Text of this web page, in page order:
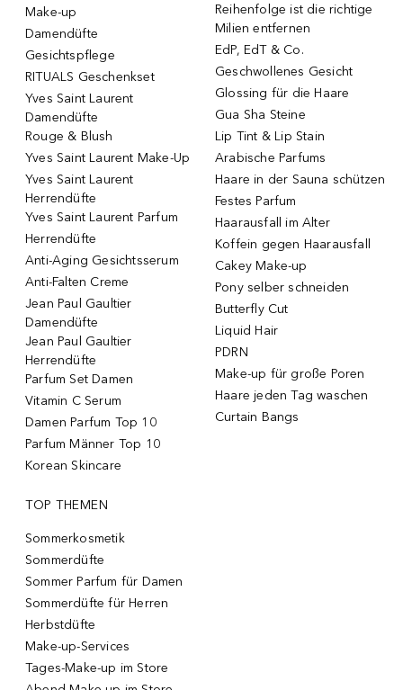
Make-up
Damendüfte
Gesichtspflege
RITUALS Geschenkset
Yves Saint Laurent
Damendüfte
Rouge & Blush
Yves Saint Laurent Make-Up
Yves Saint Laurent
Herrendüfte
Yves Saint Laurent Parfum
Herrendüfte
Anti-Aging Gesichtsserum
Anti-Falten Creme
Jean Paul Gaultier
Damendüfte
Jean Paul Gaultier
Herrendüfte
Parfum Set Damen
Vitamin C Serum
Damen Parfum Top 10
Parfum Männer Top 10
Korean Skincare
Reihenfolge ist die richtige
Milien entfernen
EdP, EdT & Co.
Geschwollenes Gesicht
Glossing für die Haare
Gua Sha Steine
Lip Tint & Lip Stain
Arabische Parfums
Haare in der Sauna schützen
Festes Parfum
Haarausfall im Alter
Koffein gegen Haarausfall
Cakey Make-up
Pony selber schneiden
Butterfly Cut
Liquid Hair
PDRN
Make-up für große Poren
Haare jeden Tag waschen
Curtain Bangs
TOP THEMEN
Sommerkosmetik
Sommerdüfte
Sommer Parfum für Damen
Sommerdüfte für Herren
Herbstdüfte
Make-up-Services
Tages-Make-up im Store